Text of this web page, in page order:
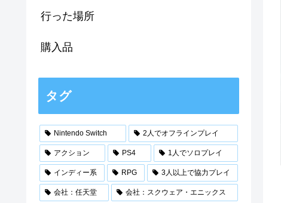
行った場所
購入品
タグ
Nintendo Switch 2人でオフラインプレイ
アクション PS4 1人でソロプレイ
インディー系 RPG 3人以上で協力プレイ
会社：任天堂 会社：スクウェア・エニックス